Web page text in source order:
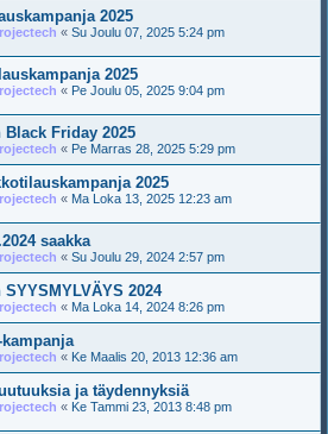
2025
« Su Joulu 07, 2025 5:24 pm
2025
« Pe Joulu 05, 2025 9:04 pm
Friday 2025
« Pe Marras 28, 2025 5:29 pm
2025
« Ma Loka 13, 2025 12:23 am
saakka
« Su Joulu 29, 2024 2:57 pm
2024
« Ma Loka 14, 2024 8:26 pm
« Ke Maalis 20, 2013 12:36 am
ja täydennyksiä
« Ke Tammi 23, 2013 8:48 pm